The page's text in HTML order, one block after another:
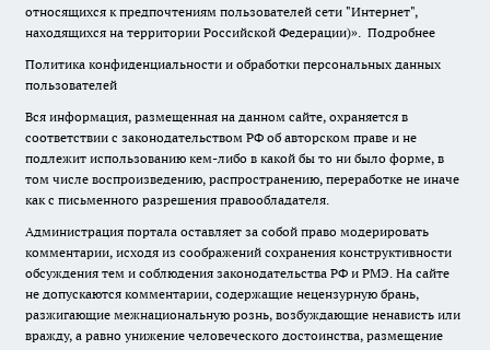
относящихся к предпочтениям пользователей сети "Интернет",
находящихся на территории Российской Федерации)». Подробнее
Политика конфиденциальности и обработки персональных данных
пользователей
Вся информация, размещенная на данном сайте, охраняется в
соответствии с законодательством РФ об авторском праве и не
подлежит использованию кем-либо в какой бы то ни было форме, в
том числе воспроизведению, распространению, переработке не иначе
как с письменного разрешения правообладателя.
Администрация портала оставляет за собой право модерировать
комментарии, исходя из соображений сохранения конструктивности
обсуждения тем и соблюдения законодательства РФ и РМЭ. На сайте
не допускаются комментарии, содержащие нецензурную брань,
разжигающие межнациональную рознь, возбуждающие ненависть или
вражду, а равно унижение человеческого достоинства, размещение